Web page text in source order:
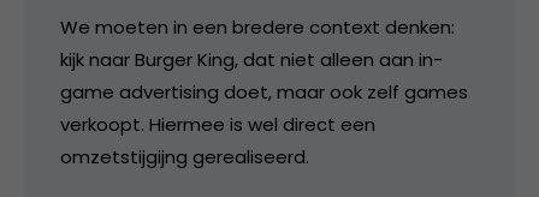
We moeten in een bredere context denken:
kijk naar Burger King, dat niet alleen aan in-
game advertising doet, maar ook zelf games
verkoopt. Hiermee is wel direct een
omzetstijgijng gerealiseerd.